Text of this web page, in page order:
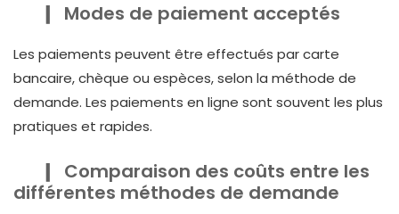
Modes de paiement acceptés
Les paiements peuvent être effectués par carte
bancaire, chèque ou espèces, selon la méthode de
demande. Les paiements en ligne sont souvent les plus
pratiques et rapides.
Comparaison des coûts entre les
différentes méthodes de demande